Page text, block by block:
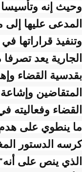
وحيث إنه
المدعى عليها
وتنفيذ قراراتها
الجارية يعد
بقدسية القضاء
المتقاضين
القضاء وفعاليته
ما ينطوي على هدم
الذي ينص على أنه